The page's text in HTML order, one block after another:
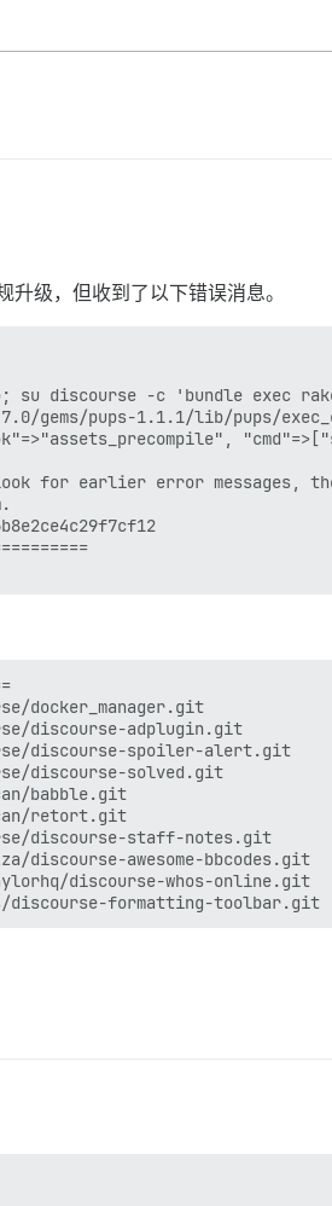
升级，但收到了以下错误消息。
su discourse -c 'bundle
pups-1.1.1/lib/pups/
for earlier error messages,
docker_manager.git
discourse-adplugin.git
discourse-spoiler-alert.git
discourse-solved.git
babble.git
retort.git
discourse-staff-notes.git
discourse-awesome-bbcodes.git
discourse-whos-online.git